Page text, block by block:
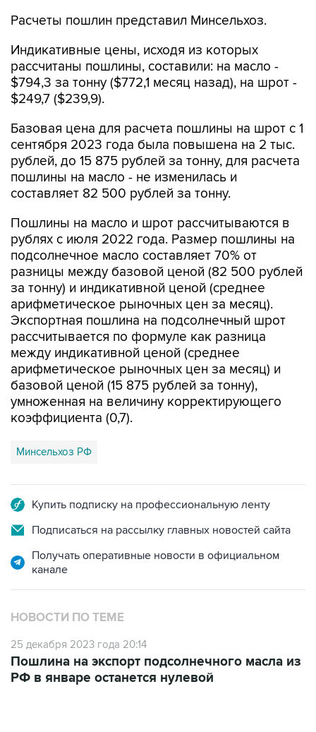
Расчеты пошлин представил Минсельхоз.
Индикативные цены, исходя из которых
рассчитаны пошлины, составили: на масло -
$794,3 за тонну ($772,1 месяц назад), на шрот -
$249,7 ($239,9).
Базовая цена для расчета пошлины на шрот с 1
сентября 2023 года была повышена на 2 тыс.
рублей, до 15 875 рублей за тонну, для расчета
пошлины на масло - не изменилась и
составляет 82 500 рублей за тонну.
Пошлины на масло и шрот рассчитываются в
рублях с июля 2022 года. Размер пошлины на
подсолнечное масло составляет 70% от
разницы между базовой ценой (82 500 рублей
за тонну) и индикативной ценой (среднее
арифметическое рыночных цен за месяц).
Экспортная пошлина на подсолнечный шрот
рассчитывается по формуле как разница
между индикативной ценой (среднее
арифметическое рыночных цен за месяц) и
базовой ценой (15 875 рублей за тонну),
умноженная на величину корректирующего
коэффициента (0,7).
Минсельхоз РФ
Купить подписку на профессиональную ленту
Подписаться на рассылку главных новостей сайта
Получать оперативные новости в официальном
канале
НОВОСТИ ПО ТЕМЕ
25 декабря 2023 года 20:14
Пошлина на экспорт подсолнечного масла из
РФ в январе останется нулевой